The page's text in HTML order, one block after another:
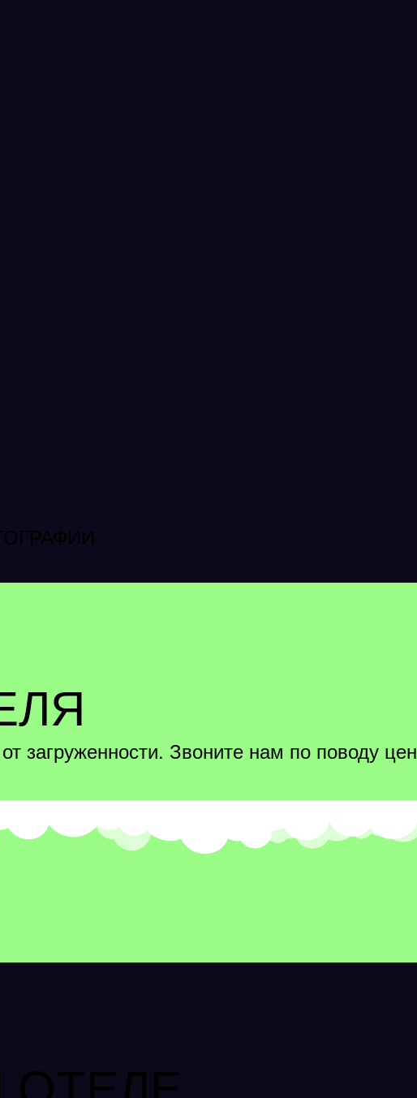
загруженности. Звоните нам по поводу